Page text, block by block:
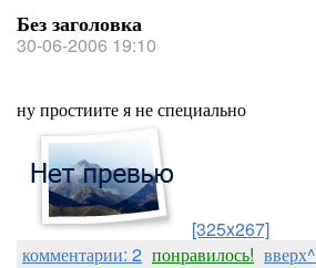
Без заголовка
30-06-2006 19:10
ну простиите я не специально
[325x267]
комментарии: 2 понравилось! вверх^